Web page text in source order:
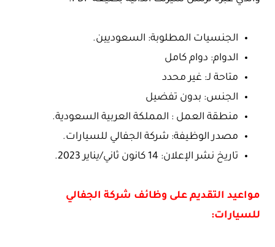
الجنسيات المطلوبة: السعوديين.
الدوام: دوام كامل
متاحة لـ: غير محدد
الجنس: بدون تفضيل
منطقة العمل : المملكة العربية السعودية.
مصدر الوظيفة: شركة الجفالي للسيارات.
تاريخ نشر الإعلان: 14 كانون ثاني/يناير 2023.
مواعيد التقديم على وظائف شركة الجفالي
للسيارات: